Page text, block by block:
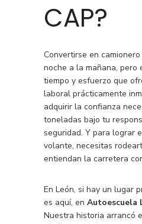
CAP?
Convertirse en
noche a la mañana, pero
tiempo y esfuerzo que
laboral prácticamente
adquirir la confianza
toneladas bajo tu
seguridad. Y para lograr
volante, necesitas
entiendan la carretera
En León, si hay un lugar
es aquí, en Autoescuela
Nuestra historia arrancó